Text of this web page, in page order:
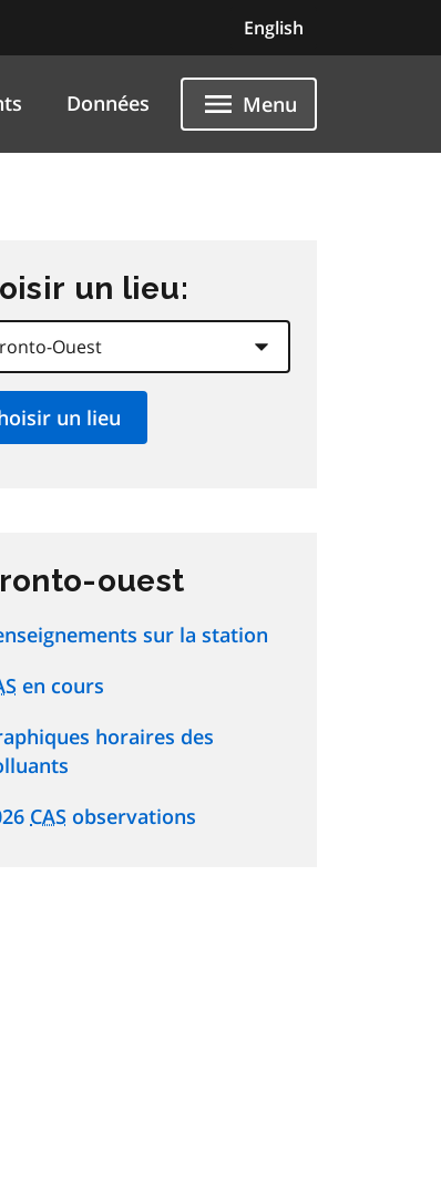
English
Données Menu
un lieu:
ouest
sur la station
en cours
horaires des
CAS observations